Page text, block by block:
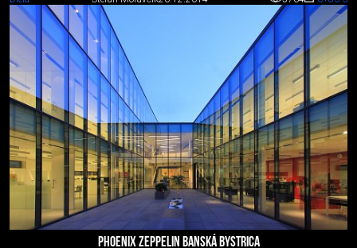
PHOENIX ZEPPELIN BANSKÁ BYSTRICA